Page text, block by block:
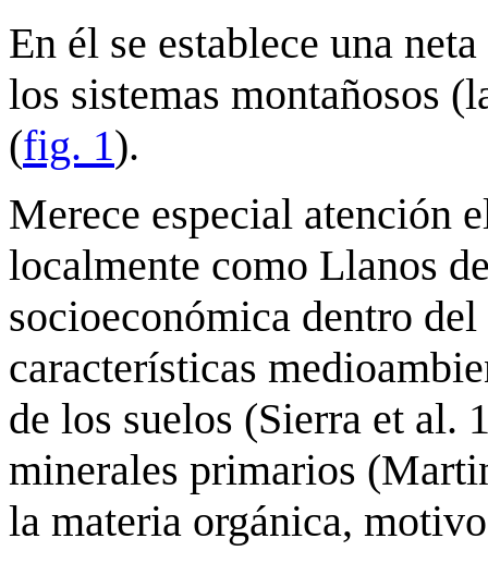
En él se establece una
los sistemas montañosos
(fig. 1).
Merece especial atención
localmente como Llanos
socioeconómica dentro
características
de los suelos (Sierra et al.
minerales primarios
la materia orgánica,